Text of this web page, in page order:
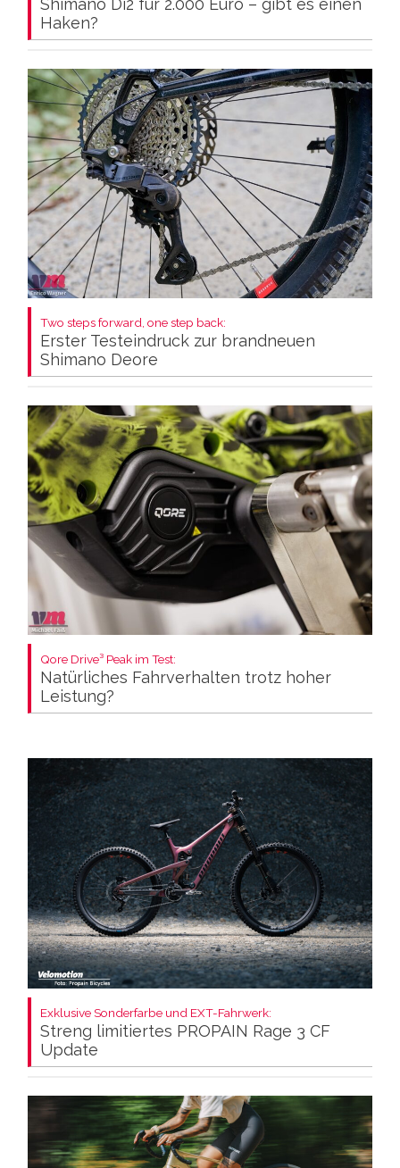
Shimano Di2 für 2.000 Euro – gibt es einen
Haken?
Two steps forward, one step back:
Erster Testeindruck zur brandneuen
Shimano Deore
Qore Drive³ Peak im Test:
Natürliches Fahrverhalten trotz hoher
Leistung?
Exklusive Sonderfarbe und EXT-Fahrwerk:
Streng limitiertes PROPAIN Rage 3 CF
Update